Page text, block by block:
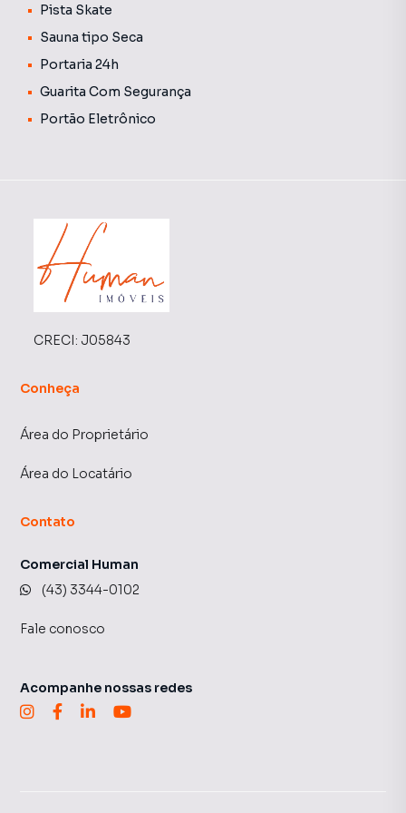
podendo variar conforme as despesas mensais do
condomínio. As tarifas individuais poderão ser cobradas
conforme consumo.
Pista Skate
Sauna tipo Seca
Portaria 24h
Guarita Com Segurança
Portão Eletrônico
CRECI: J05843
Conheça
Área do Proprietário
Área do Locatário
Contato
Comercial Human
(43) 3344-0102
Fale conosco
Acompanhe nossas redes